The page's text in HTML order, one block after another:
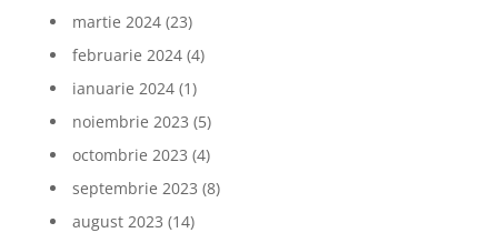
martie 2024(23)
februarie 2024(4)
ianuarie 2024(1)
noiembrie 2023 (5)
octombrie 2023 (4)
septembrie 2023 (8)
august 2023 (14)